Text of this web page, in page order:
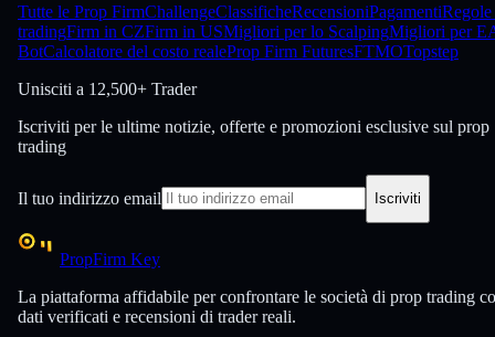
Tutte le Prop FirmChallengeClassificheRecensioniPagamenti
tradingFirm in CZFirm in USMigliori per lo ScalpingMigliori per
BotCalcolatore del costo realeProp Firm FuturesFTMOTopstep
Unisciti a 12,500+ Trader
Iscriviti per le ultime notizie, offerte e promozioni esclusive sul prop
trading
Il tuo indirizzo email Iscriviti
PropFirm Key
La piattaforma affidabile per confrontare le società di prop trading
dati verificati e recensioni di trader reali.